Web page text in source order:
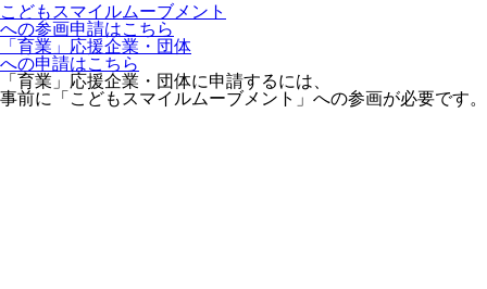
こどもスマイルムーブメント
への参画申請はこちら
「育業」応援企業・団体
への申請はこちら
「育業」応援企業・団体に申請するには、
事前に「こどもスマイルムーブメント」への参画が必要です。